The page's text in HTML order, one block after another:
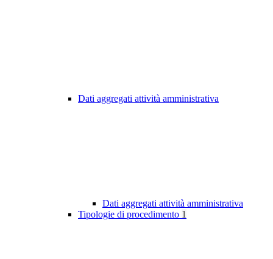
Dati aggregati attività amministrativa
Dati aggregati attività amministrativa
Tipologie di procedimento 1